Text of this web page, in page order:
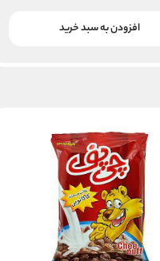
افزودن به سبد خرید